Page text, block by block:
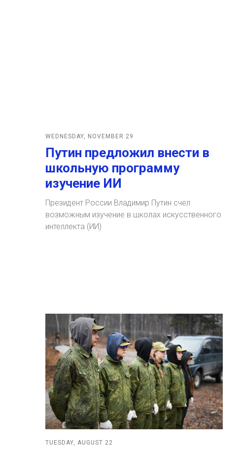
WEDNESDAY, NOVEMBER 29
Путин предложил внести в
школьную программу
изучение ИИ
Президент России Владимир Путин счел
возможным изучение в школах искусственного
интеллекта (ИИ)
TUESDAY, AUGUST 22